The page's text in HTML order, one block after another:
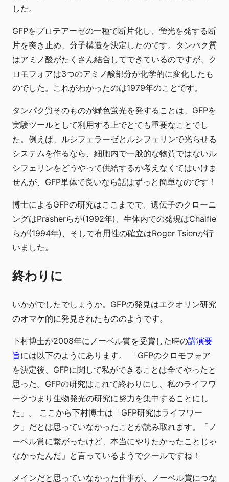
した。
GFPをプロテアーゼの一種で断片化し、蛍光を発する断
片を突き止め、分子構造を決定したのです。タンパク質
はアミノ酸がたくさん結合してできているのですが、ク
ロモフォアは3つのアミノ酸部分が化学的に変化したも
のでした。これがわかったのは1979年のことです。
タンパク質そのものが緑色蛍光を発することは、GFPを
実験ツールとして利用する上でとても重要なことでし
た。例えば、ルシフェラーゼとルシフェリンで光らせる
システムを作るなら、細胞内で一般的な物質ではないル
シフェリンをどうやって供給するか考えなくてはいけま
せんが、GFP単体で良いなら話はずっと簡単なのです！
博士によるGFPの研究はここまでで、遺伝子のクローニ
ングはPrasherらが(1992年)、生体内での発現はChalfie
らが(1994年)、そして有用性の確立はRoger Tsienが行
いました。
終わりに
いかがでしたでしょうか。GFPの発見はエクオリン研究
のオマケ的に発見されたもののようです。
下村博士が2008年にノーベル賞を受賞した時の講演要
旨には以下のようにあります。 「GFPのクロモフォア
を決定後、GFPに関して私ができることは全てやったと
思った。GFPの研究はこれで終わりにし、私のライフワ
ークつまり生物発光の研究に努力を集中することにし
た」。 ここから下村博士は「GFP研究はライフワー
ク」だとは思っていなかったことが読み取れます。「ノ
ーベル賞に繋がったけど、本当にやりたかったことじゃ
なかったんだ」と言っているようでクールですね！
メインだと思っていなかった仕事が、ノーベル賞につな